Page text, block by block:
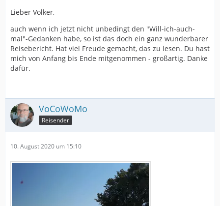
Lieber Volker,
auch wenn ich jetzt nicht unbedingt den "Will-ich-auch-
mal"-Gedanken habe, so ist das doch ein ganz wunderbarer
Reisebericht. Hat viel Freude gemacht, das zu lesen. Du hast
mich von Anfang bis Ende mitgenommen - großartig. Danke
dafür.
VoCoWoMo
Reisender
10. August 2020 um 15:10